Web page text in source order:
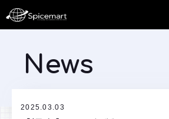
News
2025.03.03